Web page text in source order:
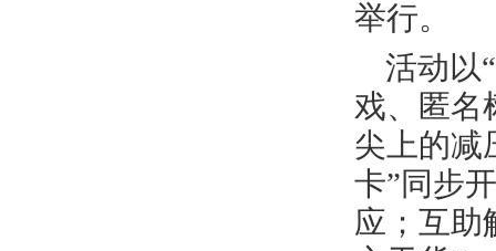
举行。
活动以
戏、匿名
尖上的减
卡”同步
应；互